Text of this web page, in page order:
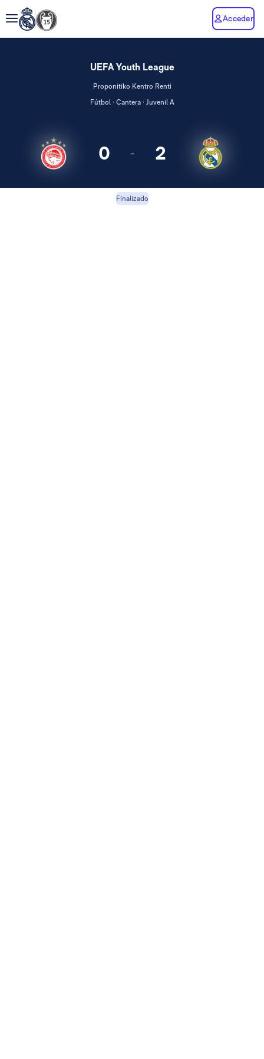
Acceder
UEFA Youth League
Proponitiko Kentro Renti
Fútbol · Cantera · Juvenil A
0 - 2
Finalizado